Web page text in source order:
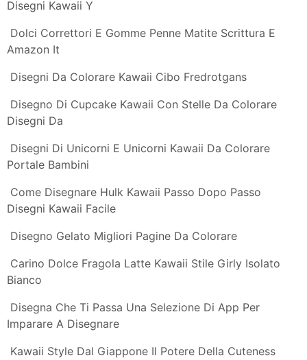
Disegni Kawaii Caramelle Dolci E Caramelle Di Kawaii